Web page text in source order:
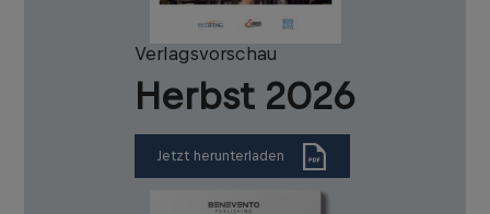
Verlagsvorschau
Herbst 2026
Jetzt herunterladen